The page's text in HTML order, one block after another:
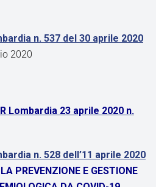
n. 537 del 30 aprile 2020
2020
Lombardia 23 aprile 2020 n.
n. 528 dell’11 aprile 2020
PREVENZIONE E GESTIONE